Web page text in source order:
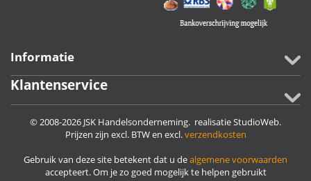
Informatie
Klantenservice
© 2008-2026 JSK Handelsonderneming. realisatieStudioWeb.
Prijzen zijn excl. BTW en excl.verzendkosten
Gebruik van deze site betekent dat u dealgemene voorwaarden
accepteert. Om je zo goed mogelijk te helpen gebruikt